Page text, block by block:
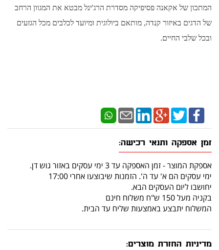
המתכון של אקאנה פסיפיקה מסדרת הרג'ינל מבטא את המגוון הרחב
של הדגים באיזור קנדה, מותאם ביולוגית ומיועד לכלבים מכל הגזעים
ובכל שלבי החיים.
המספקים רכיבי תזונה בתצורה המזינה ביותר. ½ מהדגים מיובשים
ומהווים מקור טבעי לחלבון.
תזונת צייד מטרף שלם הכוללים בשר שריר, איברים פנימיים, סחוס
ועצמות במטרה לספק רכיבים תזונתיים בשלמותם בצורתם הטבעית.
זמן אספקה ותנאי רכישה:
אספקת המוצר - זמן האספקה עד 3 ימי עסקים באזור גוש דן.
ימי עסקים הם א' עד ה'. הזמנות שיבוצעו אחרי 17:00
יחושבו ליום העסקים הבא.
בקניה מעל 150 ש"ח משלוח חינם
המשלוח יתבצע באמצעות שליח עד הבית.
מדיניות החזרת מוצרים: